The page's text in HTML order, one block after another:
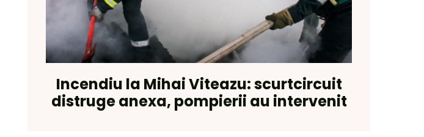
Incendiu la Mihai Viteazu: scurtcircuit
distruge anexa, pompierii au intervenit